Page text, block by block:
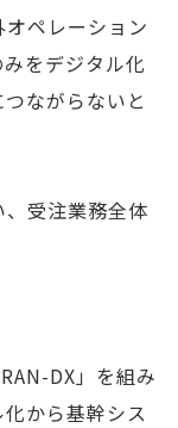
ペレーション
をデジタル化
ながらないと
受注業務全体
DX」を組み
から基幹シス